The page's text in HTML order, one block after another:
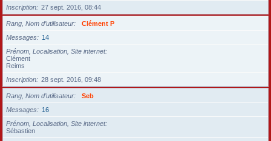
Inscription
27 sept. 2016, 08:44
Rang, Nom d’utilisateur
Clément P
Messages
14
Prénom, Localisation, Site internet
Clément
Reims
Inscription
28 sept. 2016, 09:48
Rang, Nom d’utilisateur
Seb
Messages
16
Prénom, Localisation, Site internet
Sébastien